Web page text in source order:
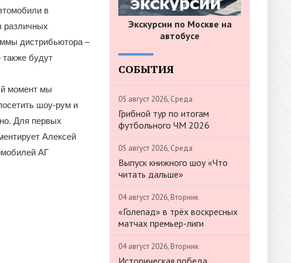
в
различных
дистрибьютора –
будут
момент мы
шоу-рум и
Для первых
Алексей
АГ
Экскурсии по Москве на
автобусе
СОБЫТИЯ
05 август 2026, Среда
Грибной тур по итогам
футбольного ЧМ 2026
05 август 2026, Среда
Выпуск книжного шоу «Что
читать дальше»
04 август 2026, Вторник
«Голепад» в трёх воскресных
матчах премьер-лиги
04 август 2026, Вторник
Историческая победа